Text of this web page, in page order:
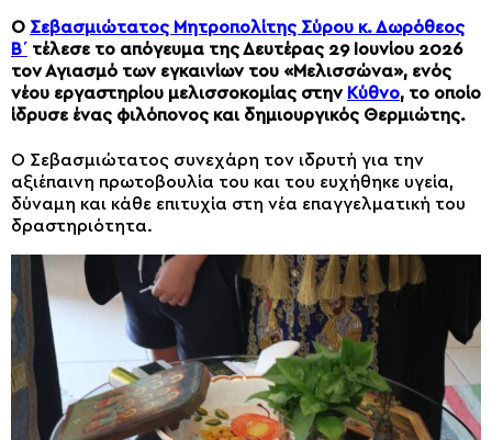
Ο Σεβασμιώτατος Μητροπολίτης Σύρου κ. Δωρόθεος
Β΄ τέλεσε το απόγευμα της Δευτέρας 29 Ιουνίου 2026
τον Αγιασμό των εγκαινίων του «Μελισσώνα», ενός
νέου εργαστηρίου μελισσοκομίας στην Κύθνο, το οποίο
ίδρυσε ένας φιλόπονος και δημιουργικός Θερμιώτης.
Ο Σεβασμιώτατος συνεχάρη τον ιδρυτή για την
αξιέπαινη πρωτοβουλία του και του ευχήθηκε υγεία,
δύναμη και κάθε επιτυχία στη νέα επαγγελματική του
δραστηριότητα.